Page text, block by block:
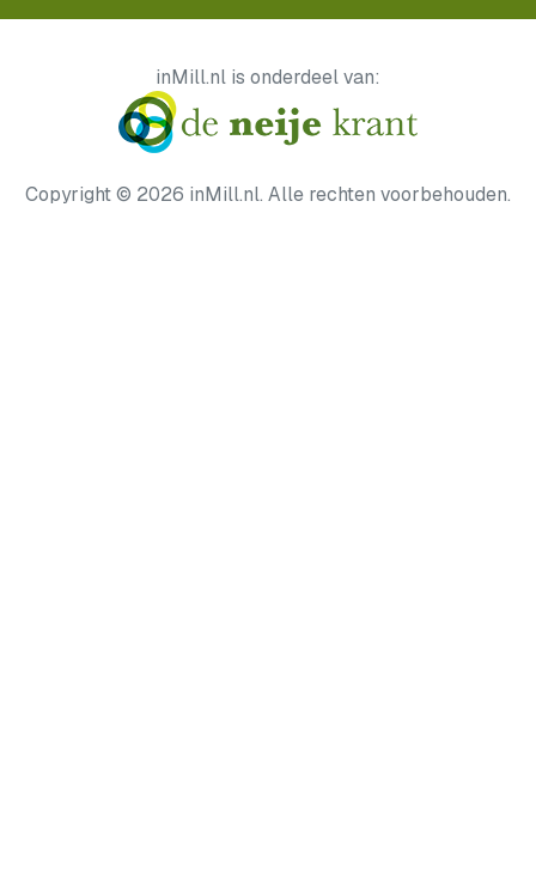
inMill.nl is onderdeel van:
Copyright © 2026 inMill.nl. Alle rechten voorbehouden.